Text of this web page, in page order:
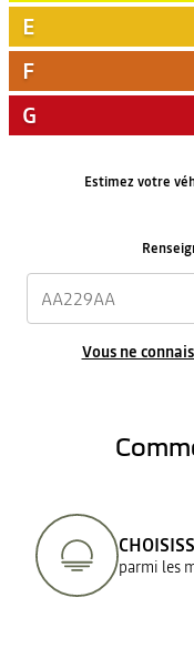
E
F
G
Estimez votre
Vous ne
parmi les